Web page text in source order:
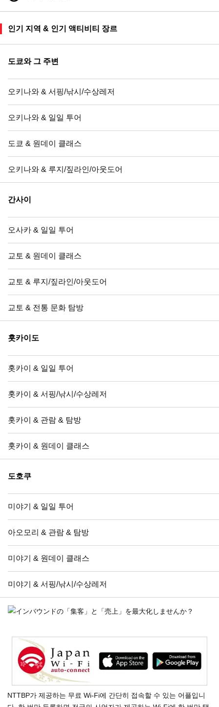
인기 지역 & 인기 액티비티 장르
도쿄와 그 주변
오키나와 & 서핑/낚시/수상레저
오키나와 & 일일 투어
도쿄 & 원데이 클래스
오키나와 & 루지/짚라인/아웃도어
간사이
오사카 & 일일 투어
교토 & 원데이 클래스
교토 & 루지/짚라인/아웃도어
교토 & 전통 문화 탐방
홋카이도
홋카이 & 일일 투어
홋카이 & 서핑/낚시/수상레저
홋카이 & 관람 & 탐방
홋카이 & 원데이 클래스
도호쿠
미야기 & 일일 투어
아오모리 & 관람 & 탐방
미야기 & 원데이 클래스
미야기 & 서핑/낚시/수상레저
NTTBP가 제공하는 무료 Wi-Fi에 간단히 접속할 수 있는 어플입니